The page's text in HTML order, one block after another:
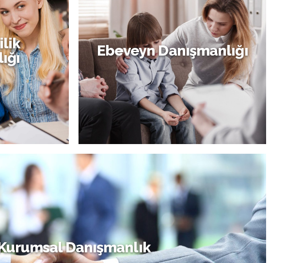
Ebeveyn Danışmanlığı
Ebeveyn Danışmanlığı
Danışmanlık